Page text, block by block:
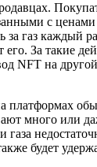
с
за газ каждый
его. За такие
NFT на
платформах
много или
газа
будет